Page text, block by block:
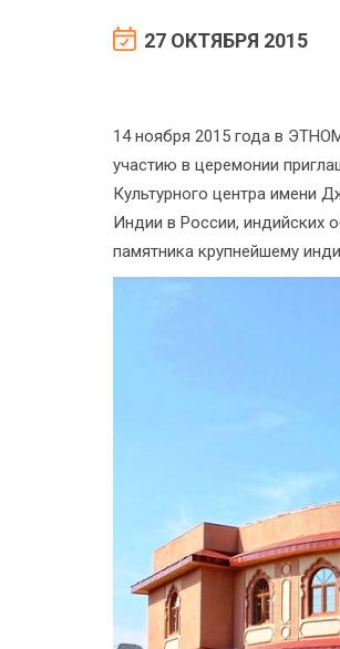
27 ОКТЯБРЯ 2015
14 ноября 2015 года в
участию в церемонии
Культурного центра имени
Индии в России, индийских
памятника крупнейшему